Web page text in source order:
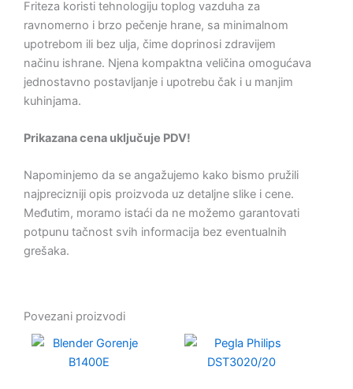
Friteza koristi tehnologiju toplog vazduha za
ravnomerno i brzo pečenje hrane, sa minimalnom
upotrebom ili bez ulja, čime doprinosi zdravijem
načinu ishrane. Njena kompaktna veličina omogućava
jednostavno postavljanje i upotrebu čak i u manjim
kuhinjama.
Prikazana cena uključuje PDV!
Napominjemo da se angažujemo kako bismo pružili
najprecizniji opis proizvoda uz detaljne slike i cene.
Međutim, moramo istaći da ne možemo garantovati
potpunu tačnost svih informacija bez eventualnih
grešaka.
Povezani proizvodi